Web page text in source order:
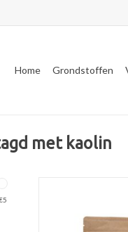
Home Grondstoffen
met kaolin
5